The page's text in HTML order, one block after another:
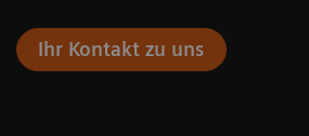
Ihr Kontakt zu uns